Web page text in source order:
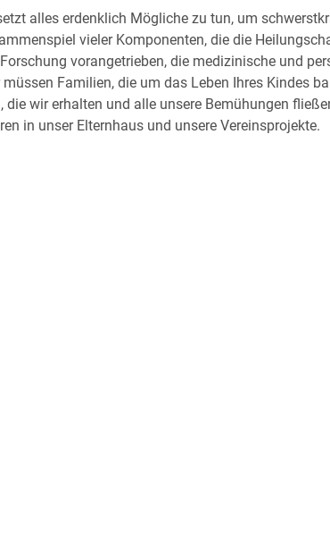
alles erdenklich Mögliche zu tun, um
vieler Komponenten, die die
vorangetrieben, die medizinische und
Familien, die um das Leben Ihres Kindes
die wir erhalten und alle unsere Bemühungen
in unser Elternhaus und unsere Vereinsprojekte.